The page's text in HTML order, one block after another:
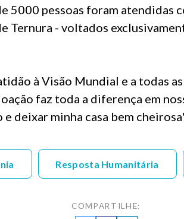
5000 pessoas foram atendidas
Ternura - voltados
à Visão Mundial e a todas
faz toda a diferença em
deixar minha casa bem
Resposta Humanitária
COMPARTILHE: